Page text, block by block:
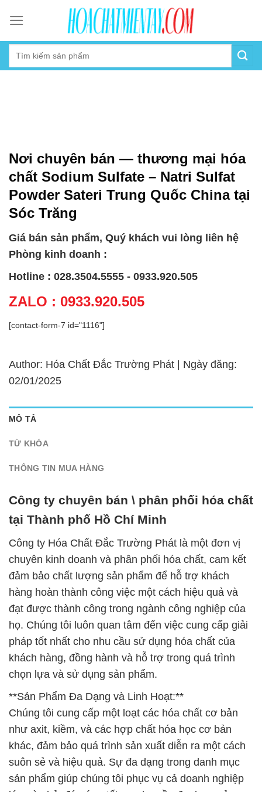
content
Nơi chuyên bán — thương mại hóa
chất Sodium Sulfate – Natri Sulfat
Powder Sateri Trung Quốc China tại
Sóc Trăng
Giá bán sản phẩm, Quý khách vui lòng liên hệ
Phòng kinh doanh :
Hotline : 028.3504.5555 - 0933.920.505
ZALO : 0933.920.505
[contact-form-7 id="1116"]
Author: Hóa Chất Đắc Trường Phát | Ngày đăng:
02/01/2025
MÔ TẢ
TỪ KHÓA
THÔNG TIN MUA HÀNG
Công ty chuyên bán \ phân phối hóa chất
tại Thành phố Hồ Chí Minh
Công ty Hóa Chất Đắc Trường Phát là một đơn vị
chuyên kinh doanh và phân phối hóa chất, cam kết
đảm bảo chất lượng sản phẩm để hỗ trợ khách
hàng hoàn thành công việc một cách hiệu quả và
đạt được thành công trong ngành công nghiệp của
họ. Chúng tôi luôn quan tâm đến việc cung cấp giải
pháp tốt nhất cho nhu cầu sử dụng hóa chất của
khách hàng, đồng hành và hỗ trợ trong quá trình
chọn lựa và sử dụng sản phẩm.
**Sản Phẩm Đa Dạng và Linh Hoạt:**
Chúng tôi cung cấp một loạt các hóa chất cơ bản
như axit, kiềm, và các hợp chất hóa học cơ bản
khác, đảm bảo quá trình sản xuất diễn ra một cách
suôn sẻ và hiệu quả. Sự đa dạng trong danh mục
sản phẩm giúp chúng tôi phục vụ cả doanh nghiệp